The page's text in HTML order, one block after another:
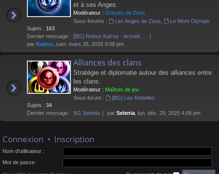
et à ses Anges.
Modérateur : Oracles de Zeus
Sous-forums :
Les Anges de Zeus
Le Mont Olympe
Sujets : 163
Dernier message : [BG] Retour Kaïros - Arrivée …
par Kaïros , sam. mars 28, 2026 9:08 pm
Alliances des clans
Stratégie et diplomatie autour des alliances entre
les clans.
Modérateur : Maîtres de jeu
Sous-forum :
[BG] Les Rebelles
Sujets : 34
Dernier message : BG Selenia par Selenia , lun. déc. 29, 2025 4:06 pm
Connexion • Inscription
Nom d’utilisateur :
Mot de passe :